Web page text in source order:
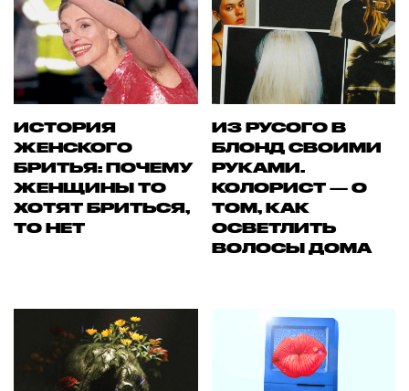
ИСТОРИЯ
ЖЕНСКОГО
БРИТЬЯ: ПОЧЕМУ
ЖЕНЩИНЫ ТО
ХОТЯТ БРИТЬСЯ,
ТО НЕТ
ИЗ РУСОГО В
БЛОНД СВОИМИ
РУКАМИ.
КОЛОРИСТ — О
ТОМ, КАК
ОСВЕТЛИТЬ
ВОЛОСЫ ДОМА